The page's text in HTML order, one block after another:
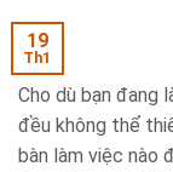
19
Th1
Cho dù bạn đang
đều không thể
bàn làm việc nào